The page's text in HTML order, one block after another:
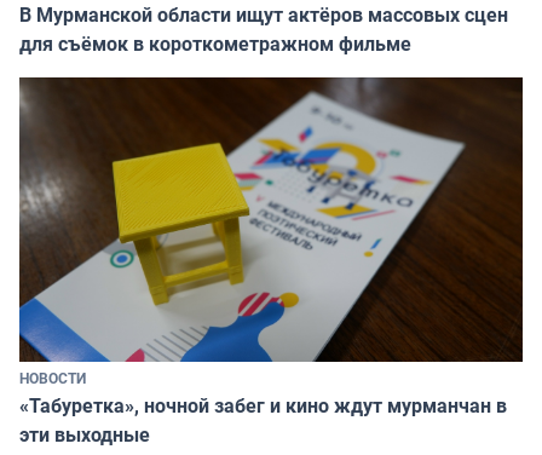
В Мурманской области ищут актёров массовых сцен
для съёмок в короткометражном фильме
НОВОСТИ
«Табуретка», ночной забег и кино ждут мурманчан в
эти выходные